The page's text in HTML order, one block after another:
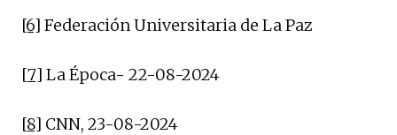
[6] Federación Universitaria de La Paz
[7] La Época- 22-08-2024
[8] CNN, 23-08-2024